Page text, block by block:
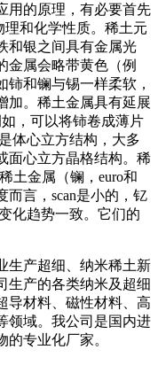
用的原理，有必要首先
和化学性质。稀土元
和银之间具有金属光
金属会略带黄色（例
和镧与锡一样柔软，
加。稀土金属具有延展
，可以将铈卷成薄片
体心立方结构，大多
面心立方晶格结构。稀
土金属（镧，euro和
而言，scan是小的，钇
化趋势一致。它们的
生产超细、纳米稀土新
生产的各类纳米及超细
导材料、磁性材料、高
领域。我公司是国内进
的专业化厂家。